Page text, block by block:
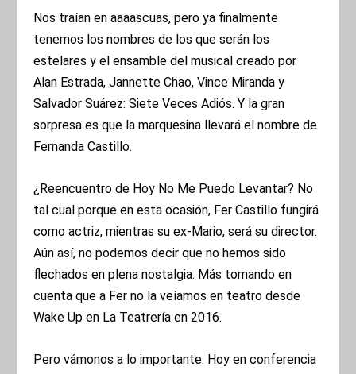
Nos traían en aaaascuas, pero ya finalmente
tenemos los nombres de los que serán los
estelares y el ensamble del musical creado por
Alan Estrada, Jannette Chao, Vince Miranda y
Salvador Suárez: Siete Veces Adiós. Y la gran
sorpresa es que la marquesina llevará el nombre de
Fernanda Castillo.
¿Reencuentro de Hoy No Me Puedo Levantar? No
tal cual porque en esta ocasión, Fer Castillo fungirá
como actriz, mientras su ex-Mario, será su director.
Aún así, no podemos decir que no hemos sido
flechados en plena nostalgia. Más tomando en
cuenta que a Fer no la veíamos en teatro desde
Wake Up en La Teatrería en 2016.
Pero vámonos a lo importante. Hoy en conferencia